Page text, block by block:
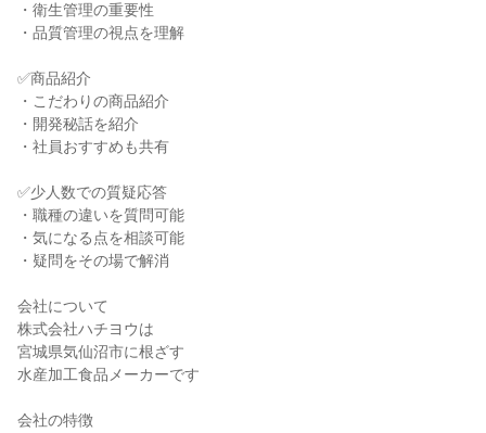
・衛生管理の重要性
・品質管理の視点を理解
✅商品紹介
・こだわりの商品紹介
・開発秘話を紹介
・社員おすすめも共有
✅少人数での質疑応答
・職種の違いを質問可能
・気になる点を相談可能
・疑問をその場で解消
会社について
株式会社ハチヨウは
宮城県気仙沼市に根ざす
水産加工食品メーカーです
会社の特徴